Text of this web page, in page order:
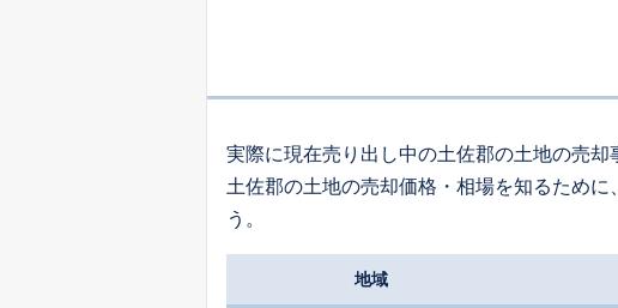
実際に現在売り出し中の土佐郡の土地の売却
土佐郡の土地の売却価格・相場を知るため
う。
地域